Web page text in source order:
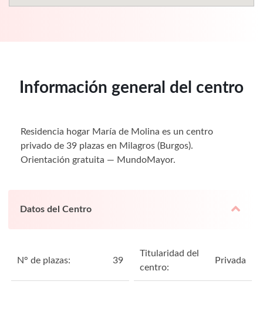
Información general del centro
Residencia hogar María de Molina es un centro
privado de 39 plazas en Milagros (Burgos).
Orientación gratuita — MundoMayor.
Datos del Centro
N° de plazas: 39
Titularidad del
centro:
Privada